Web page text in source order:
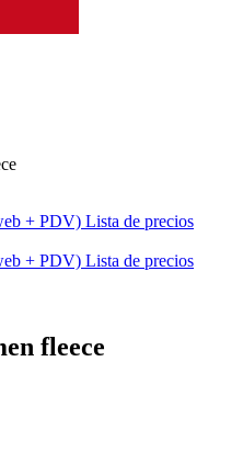
+ PDV) Lista de precios
+ PDV) Lista de precios
fleece